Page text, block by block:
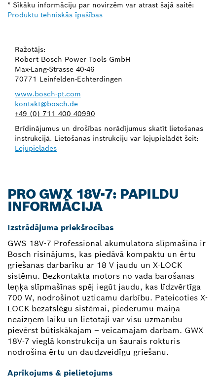
* Sīkāku informāciju par novirzēm var atrast šajā saitē:
Produktu tehniskās īpašības
Ražotājs:
Robert Bosch Power Tools GmbH
Max-Lang-Strasse 40-46
70771 Leinfelden-Echterdingen
www.bosch-pt.com
kontakt@bosch.de
+49 (0) 711 400 40990
Brīdinājumus un drošības norādījumus skatīt lietošanas
instrukcijā. Lietošanas instrukciju var lejupielādēt šeit:
Lejupielādes
PRO GWX 18V-7: PAPILDU
INFORMĀCIJA
Izstrādājuma priekšrocības
GWS 18V-7 Professional akumulatora slīpmašīna ir
Bosch risinājums, kas piedāvā kompaktu un ērtu
griešanas darbarīku ar 18 V jaudu un X-LOCK
sistēmu. Bezkontakta motors no vada barošanas
leņķa slīpmašīnas spēj iegūt jaudu, kas līdzvērtīga
700 W, nodrošinot uzticamu darbību. Pateicoties X-
LOCK bezatslēgu sistēmai, piederumu maiņa
neaizņem laiku un lietotāji var visu uzmanību
pievērst būtiskākajam – veicamajam darbam. GWX
18V-7 vieglā konstrukcija un šaurais rokturis
nodrošina ērtu un daudzveidīgu griešanu.
Aprīkojums & pielietojums